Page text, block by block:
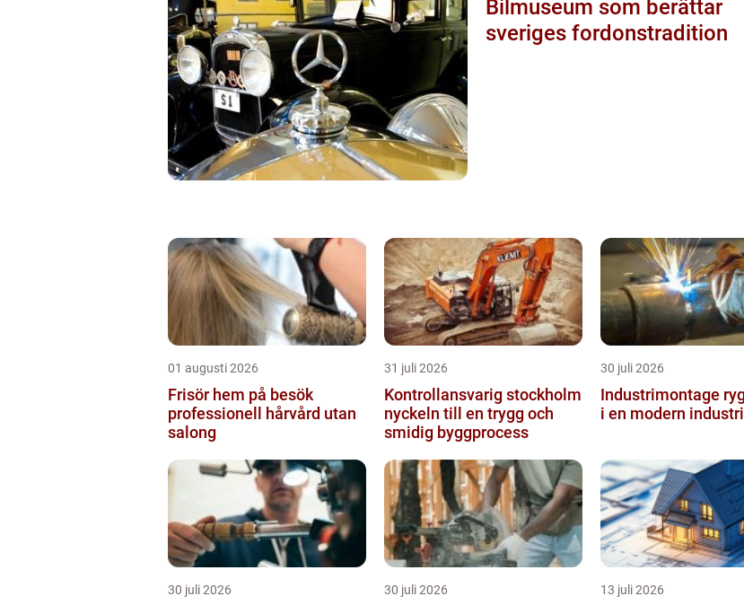
Bilmuseum som berättar
sveriges fordonstradition
01 augusti 2026
Frisör hem på besök
professionell hårvård utan
salong
31 juli 2026
Kontrollansvarig stockholm
nyckeln till en trygg och
smidig byggprocess
30 juli 2026
Industrimontage ryggraden
i en modern industri
30 juli 2026 30 juli 2026 13 juli 2026